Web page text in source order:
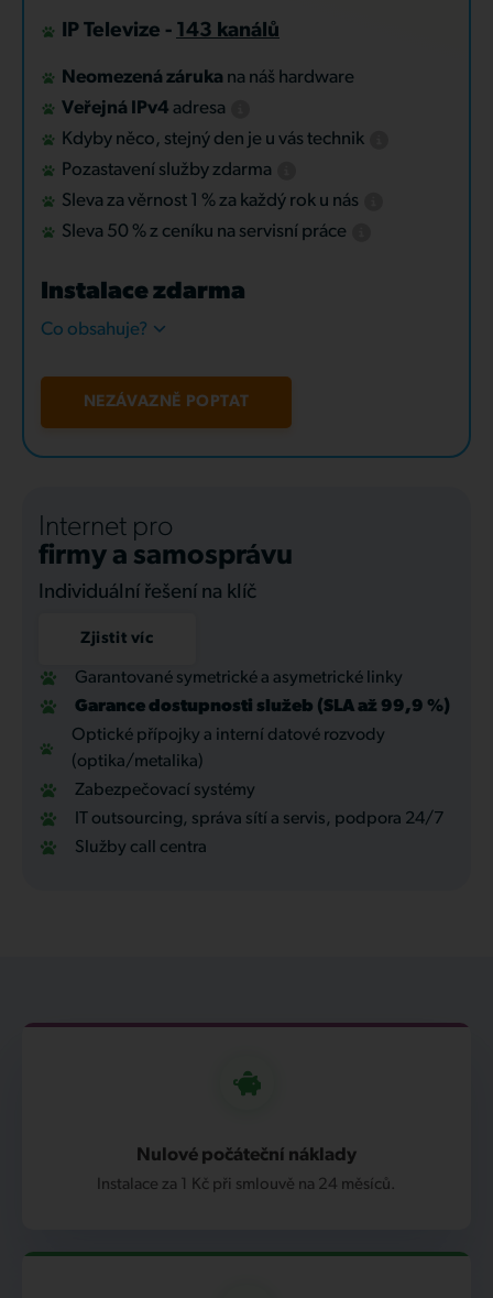
IP Televize - 143 kanálů
Neomezená záruka na náš hardware
Veřejná IPv4 adresa
Kdyby něco, stejný den je u vás technik
Pozastavení služby zdarma
Sleva za věrnost 1 % za každý rok u nás
Sleva 50 % z ceníku na servisní práce
Instalace zdarma
Co obsahuje?
NEZÁVAZNĚ POPTAT
Internet pro
firmy a samosprávu
Individuální řešení na klíč
Zjistit víc
Garantované symetrické a asymetrické linky
Garance dostupnosti služeb (SLA až 99,9 %)
Optické přípojky a interní datové rozvody
(optika/metalika)
Zabezpečovací systémy
IT outsourcing, správa sítí a servis, podpora 24/7
Služby call centra
Nulové počáteční náklady
Instalace za 1 Kč při smlouvě na 24 měsíců.